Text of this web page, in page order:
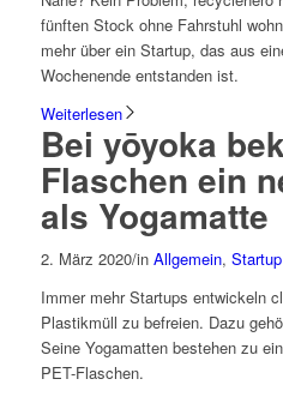
fünften Stock ohne Fahrstuhl
mehr über ein Startup, das aus
Wochenende entstanden ist.
Weiterlesen
Bei yōyoka
Flaschen ein
als Yogamatte
2. März 2020/in Allgemein,
Immer mehr Startups entwickeln
Plastikmüll zu befreien. Dazu
Seine Yogamatten bestehen zu
PET-Flaschen.